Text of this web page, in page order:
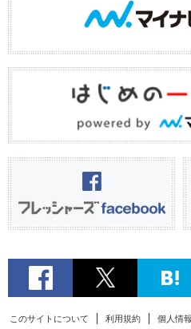
このサイトについて 利用規約 個人情